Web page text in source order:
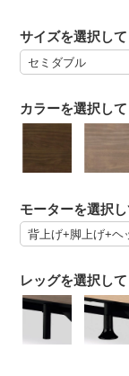
カラーを選択し
サイズを選択し
モーターを選択
レッグを選択し